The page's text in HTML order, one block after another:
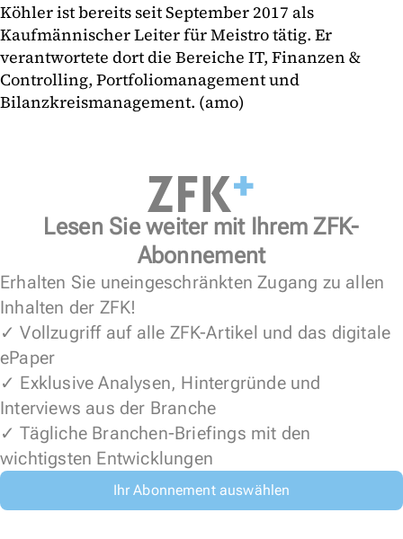
Köhler ist bereits seit September 2017 als
Kaufmännischer Leiter für Meistro tätig. Er
verantwortete dort die Bereiche IT, Finanzen &
Controlling, Portfoliomanagement und
Bilanzkreismanagement. (amo)
Lesen Sie weiter mit Ihrem ZFK-
Abonnement
Erhalten Sie uneingeschränkten Zugang zu allen
Inhalten der ZFK!
✓ Vollzugriff auf alle ZFK-Artikel und das digitale
ePaper
✓ Exklusive Analysen, Hintergründe und
Interviews aus der Branche
✓ Tägliche Branchen-Briefings mit den
wichtigsten Entwicklungen
Ihr Abonnement auswählen